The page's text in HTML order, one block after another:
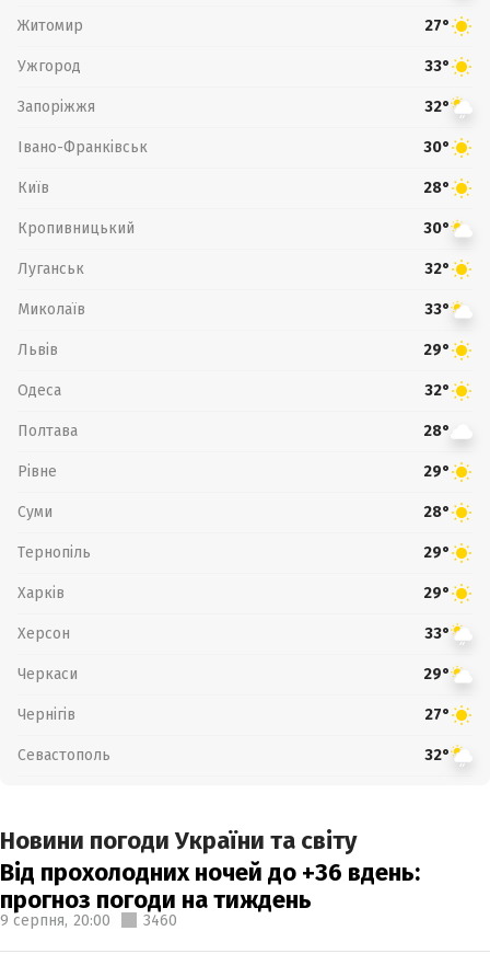
Житомир 27°
Ужгород 33°
Запоріжжя 32°
Івано-Франківськ 30°
Київ 28°
Кропивницький 30°
Луганськ 32°
Миколаїв 33°
Львів 29°
Одеса 32°
Полтава 28°
Рівне 29°
Суми 28°
Тернопіль 29°
Харків 29°
Херсон 33°
Черкаси 29°
Чернігів 27°
Севастополь 32°
Новини погоди України та світу
Від прохолодних ночей до +36 вдень:
прогноз погоди на тиждень
9 серпня, 20:00 3460